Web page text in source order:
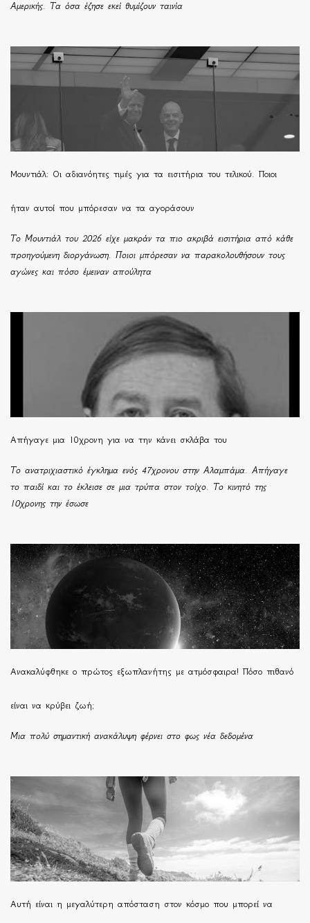
Αμερικής. Τα όσα έζησε εκεί θυμίζουν ταινία
Μουντιάλ: Οι αδιανόητες τιμές για τα εισιτήρια του τελικού. Ποιοι
ήταν αυτοί που μπόρεσαν να τα αγοράσουν
Το Μουντιάλ του 2026 είχε μακράν τα πιο ακριβά εισιτήρια από κάθε
προηγούμενη διοργάνωση. Ποιοι μπόρεσαν να παρακολουθήσουν τους
αγώνες και πόσο έμειναν απούλητα
Απήγαγε μια 10χρονη για να την κάνει σκλάβα του
Το ανατριχιαστικό έγκλημα ενός 47χρονου στην Αλαμπάμα. Απήγαγε
το παιδί και το έκλεισε σε μια τρύπα στον τοίχο. Το κινητό της
10χρονης την έσωσε
Ανακαλύφθηκε ο πρώτος εξωπλανήτης με ατμόσφαιρα! Πόσο πιθανό
είναι να κρύβει ζωή;
Μια πολύ σημαντική ανακάλυψη φέρνει στο φως νέα δεδομένα
Αυτή είναι η μεγαλύτερη απόσταση στον κόσμο που μπορεί να